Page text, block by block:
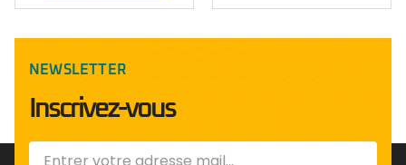
NEWSLETTER
Inscrivez-vous